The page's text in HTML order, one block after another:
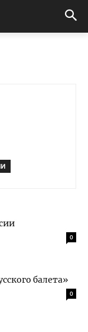
0
балета»
0